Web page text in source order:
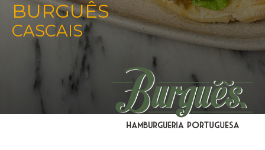
BURGUÊS
CASCAIS